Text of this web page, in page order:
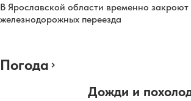
В Ярославской области временно закроют
железнодорожных переезда
Погода
Дожди и